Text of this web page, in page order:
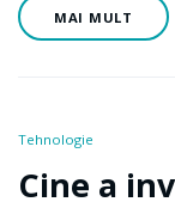
MAI MULT
Tehnologie
Cine a